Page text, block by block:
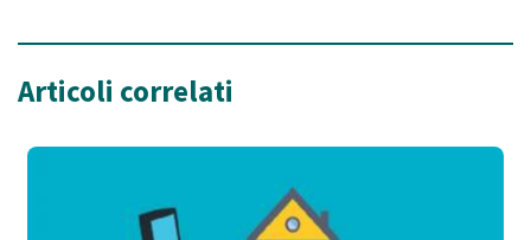
Articoli correlati